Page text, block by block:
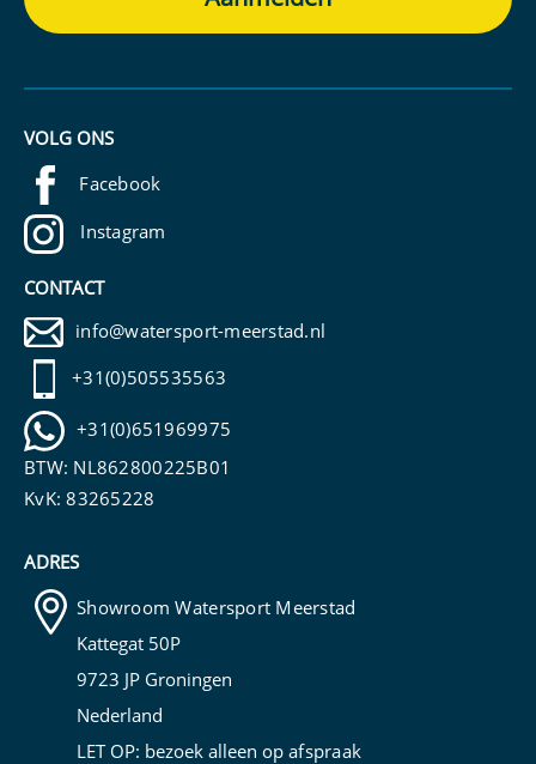
VOLG ONS
Facebook
Instagram
CONTACT
info@watersport-meerstad.nl
+31(0)505535563
+31(0)651969975
BTW: NL862800225B01
KvK: 83265228
ADRES
Showroom Watersport Meerstad
Kattegat 50P
9723 JP Groningen
Nederland
LET OP: bezoek alleen op afspraak